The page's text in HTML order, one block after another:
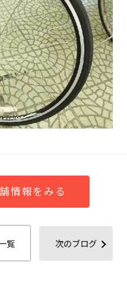
情報をみる
覧 次のブログ